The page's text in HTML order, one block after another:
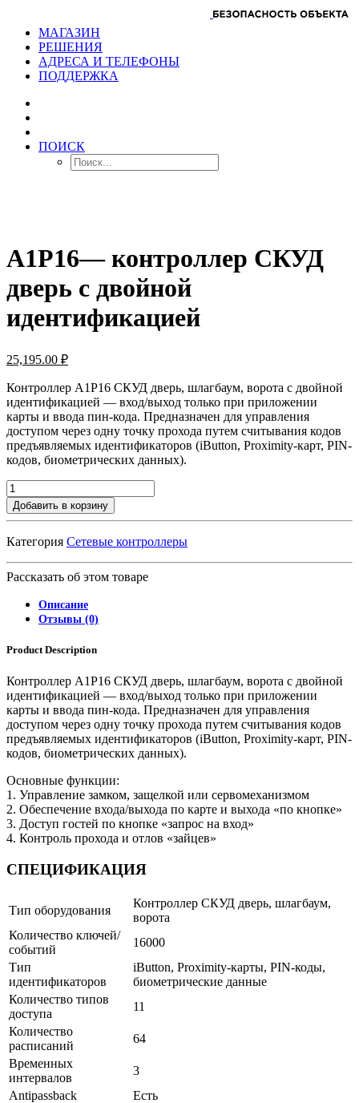
МАГАЗИН
РЕШЕНИЯ
АДРЕСА И ТЕЛЕФОНЫ
ПОДДЕРЖКА
ПОИСК
A1P16— контроллер СКУД
дверь с двойной
идентификацией
25,195.00 ₽
Контроллер A1P16 СКУД дверь, шлагбаум, ворота с двойной
идентификацией — вход/выход только при приложении
карты и ввода пин-кода. Предназначен для управления
доступом через одну точку прохода путем считывания кодов
предъявляемых идентификаторов (iButton, Proximity-карт, PIN-
кодов, биометрических данных).
Добавить в корзину
Категория Сетевые контроллеры
Рассказать об этом товаре
Описание
Отзывы (0)
Product Description
Контроллер A1P16 СКУД дверь, шлагбаум, ворота с двойной
идентификацией — вход/выход только при приложении
карты и ввода пин-кода. Предназначен для управления
доступом через одну точку прохода путем считывания кодов
предъявляемых идентификаторов (iButton, Proximity-карт, PIN-
кодов, биометрических данных).
Основные функции:
1. Управление замком, защелкой или сервомеханизмом
2. Обеспечение входа/выхода по карте и выхода «по кнопке»
3. Доступ гостей по кнопке «запрос на вход»
4. Контроль прохода и отлов «зайцев»
СПЕЦИФИКАЦИЯ
Тип оборудования
Контроллер СКУД дверь, шлагбаум,
ворота
Количество ключей/
событий
16000
Тип
идентификаторов
iButton, Proximity-карты, PIN-коды,
биометрические данные
Количество типов
доступа
11
Количество
расписаний
64
Временных
интервалов
3
Antipassback
Есть